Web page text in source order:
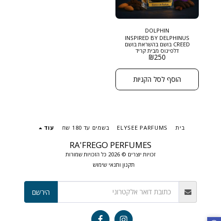
DOLPHIN
INSPIRED BY DELPHINUS
CREED בושם בהשראת בושם
דלפינוס מבית קריד
DOLPHIN הוא בושם עשיר,
תווים מתובלים, פרחוניים
ובסיס עמוק וחושני ניחוח
שנוכחותו מורגשת ומככבת
בכל חדר. גודל: 50 מ"ל בריכוז :
₪250
הוסף לסל הקניות
RA'FREGO PERFUMES
זכויות יוצרים © 2026 כל הזכויות שמורות
תקנון ותנאי שימוש
בית ELYSEE PARFUMS בשמים עד 180 שח עוד
הירשם